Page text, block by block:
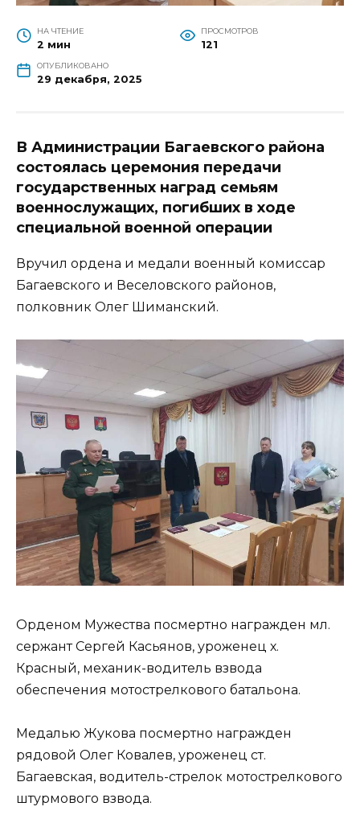
НА ЧТЕНИЕ
2 мин
ПРОСМОТРОВ
121
ОПУБЛИКОВАНО
29 декабря, 2025
В Администрации Багаевского района
состоялась церемония передачи
государственных наград семьям
военнослужащих, погибших в ходе
специальной военной операции
Вручил ордена и медали военный комиссар
Багаевского и Веселовского районов,
полковник Олег Шиманский.
Орденом Мужества посмертно награжден мл.
сержант Сергей Касьянов, уроженец х.
Красный, механик-водитель взвода
обеспечения мотострелкового батальона.
Медалью Жукова посмертно награжден
рядовой Олег Ковалев, уроженец ст.
Багаевская, водитель-стрелок мотострелкового
штурмового взвода.